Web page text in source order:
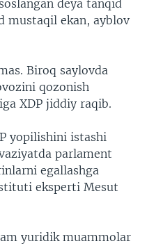
deya tanqid
mustaqil ekan, ayblov
Biroq saylovda
qozonish
XDP jiddiy raqib.
yopilishini istashi
parlament
egallashga
eksperti Mesut
yuridik muammolar